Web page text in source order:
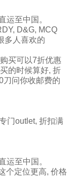
运至中国。
D&G, MCQ
多人喜欢的
买可以7折优惠
的时候算好, 折
刀问你收邮费的
门outlet, 折扣满
运至中国。
个定位更高, 价格